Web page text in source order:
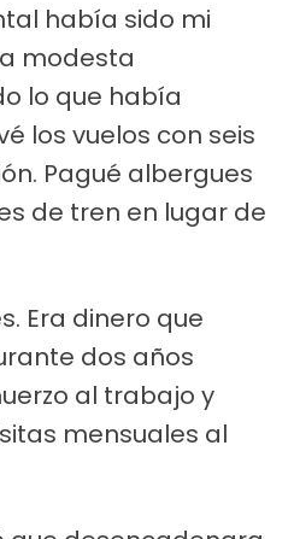
había sido mi
modesta
lo que había
los vuelos con seis
Pagué albergues
de tren en lugar de
Era dinero que
dos años
al trabajo y
mensuales al